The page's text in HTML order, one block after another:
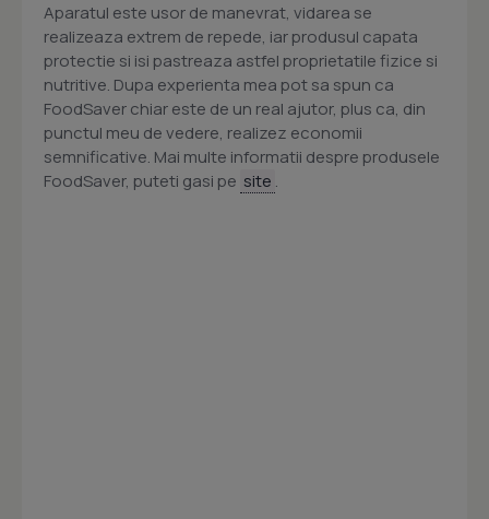
Aparatul este usor de manevrat, vidarea se
realizeaza extrem de repede, iar produsul capata
protectie si isi pastreaza astfel proprietatile fizice si
nutritive. Dupa experienta mea pot sa spun ca
FoodSaver chiar este de un real ajutor, plus ca, din
punctul meu de vedere, realizez economii
semnificative. Mai multe informatii despre produsele
FoodSaver, puteti gasi pe site .